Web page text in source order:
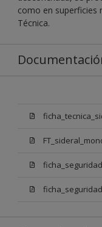
como en superficies
Técnica.